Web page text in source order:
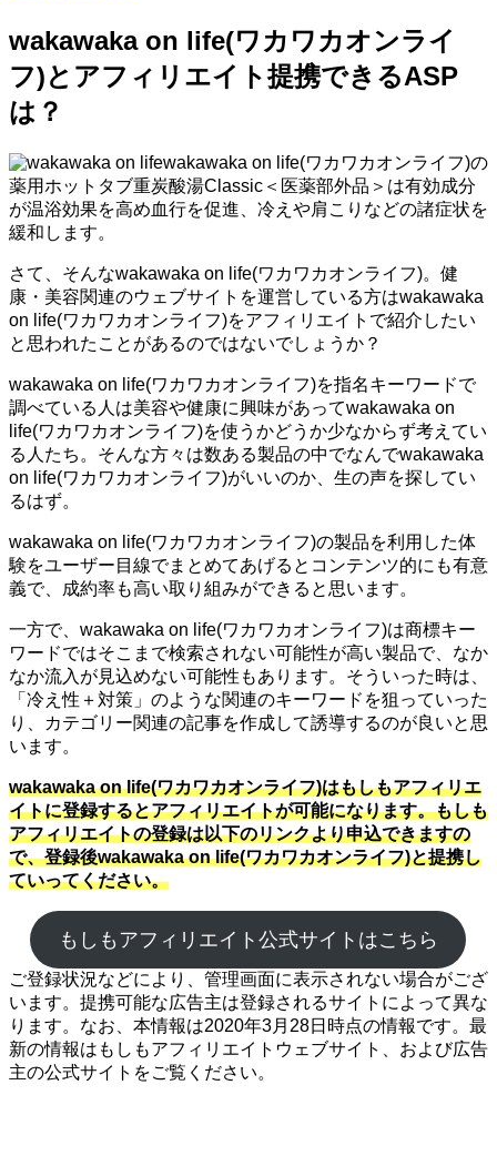
wakawaka on life(ワカワカオンライ
フ)とアフィリエイト提携できるASP
は？
wakawaka on life(ワカワカオンライフ)の
薬用ホットタブ重炭酸湯Classic＜医薬部外品＞は有効成分
が温浴効果を高め血行を促進、冷えや肩こりなどの諸症状を
緩和します。
さて、そんなwakawaka on life(ワカワカオンライフ)。健
康・美容関連のウェブサイトを運営している方はwakawaka
on life(ワカワカオンライフ)をアフィリエイトで紹介したい
と思われたことがあるのではないでしょうか？
wakawaka on life(ワカワカオンライフ)を指名キーワードで
調べている人は美容や健康に興味があってwakawaka on
life(ワカワカオンライフ)を使うかどうか少なからず考えてい
る人たち。そんな方々は数ある製品の中でなんでwakawaka
on life(ワカワカオンライフ)がいいのか、生の声を探してい
るはず。
wakawaka on life(ワカワカオンライフ)の製品を利用した体
験をユーザー目線でまとめてあげるとコンテンツ的にも有意
義で、成約率も高い取り組みができると思います。
一方で、wakawaka on life(ワカワカオンライフ)は商標キー
ワードではそこまで検索されない可能性が高い製品で、なか
なか流入が見込めない可能性もあります。そういった時は、
「冷え性＋対策」のような関連のキーワードを狙っていった
り、カテゴリー関連の記事を作成して誘導するのが良いと思
います。
wakawaka on life(ワカワカオンライフ)はもしもアフィリエ
イトに登録するとアフィリエイトが可能になります。もしも
アフィリエイトの登録は以下のリンクより申込できますの
で、登録後wakawaka on life(ワカワカオンライフ)と提携し
ていってください。
もしもアフィリエイト公式サイトはこちら
ご登録状況などにより、管理画面に表示されない場合がござ
います。提携可能な広告主は登録されるサイトによって異な
ります。なお、本情報は2020年3月28日時点の情報です。最
新の情報はもしもアフィリエイトウェブサイト、および広告
主の公式サイトをご覧ください。